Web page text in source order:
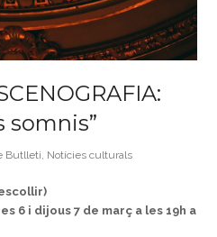
somnis”
Butlleti Notícies culturals
6 i dijous 7 de març a les 19h a